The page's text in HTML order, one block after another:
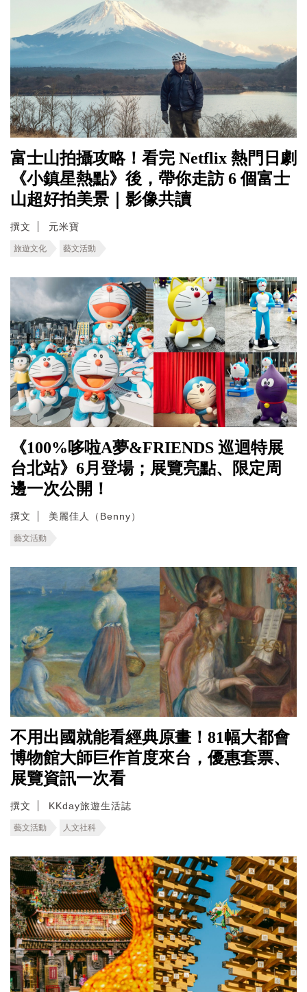
富士山拍攝攻略！看完 Netflix 熱門日劇
《小鎮星熱點》後，帶你走訪 6 個富士
山超好拍美景｜影像共讀
撰文 元米寶
旅遊文化 藝文活動
《100%哆啦A夢&FRIENDS 巡迴特展
台北站》6月登場；展覽亮點、限定周
邊一次公開！
撰文 美麗佳人（Benny）
藝文活動
不用出國就能看經典原畫！81幅大都會
博物館大師巨作首度來台，優惠套票、
展覽資訊一次看
撰文 KKday旅遊生活誌
藝文活動 人文社科